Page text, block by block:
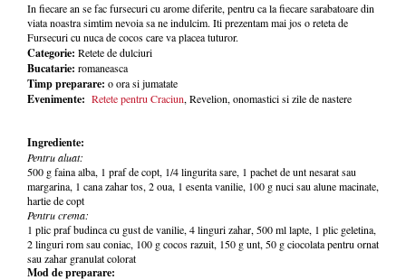
In fiecare an se fac fursecuri cu arome diferite, pentru ca la fiecare sarabatoare din
viata noastra simtim nevoia sa ne indulcim. Iti prezentam mai jos o reteta de
Fursecuri cu nuca de cocos care va placea tuturor.
Categorie: Retete de dulciuri
Bucatarie: romaneasca
Timp preparare: o ora si jumatate
Evenimente: Retete pentru Craciun, Revelion, onomastici si zile de nastere
Ingrediente:
Pentru aluat:
500 g faina alba, 1 praf de copt, 1/4 lingurita sare, 1 pachet de unt nesarat sau
margarina, 1 cana zahar tos, 2 oua, 1 esenta vanilie, 100 g nuci sau alune macinate,
hartie de copt
Pentru crema:
1 plic praf budinca cu gust de vanilie, 4 linguri zahar, 500 ml lapte, 1 plic geletina,
2 linguri rom sau coniac, 100 g cocos razuit, 150 g unt, 50 g ciocolata pentru ornat
sau zahar granulat colorat
Mod de preparare: